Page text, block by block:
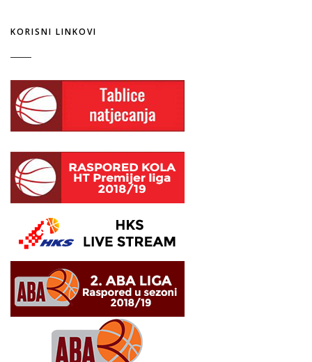
KORISNI LINKOVI